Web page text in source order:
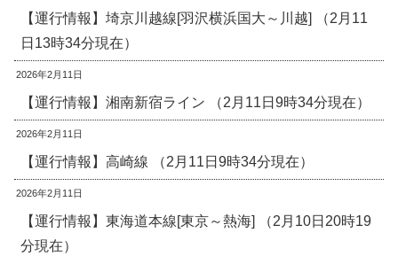
【運行情報】埼京川越線[羽沢横浜国大～川越] （2月11
日13時34分現在）
2026年2月11日
【運行情報】湘南新宿ライン （2月11日9時34分現在）
2026年2月11日
【運行情報】高崎線 （2月11日9時34分現在）
2026年2月11日
【運行情報】東海道本線[東京～熱海] （2月10日20時19
分現在）